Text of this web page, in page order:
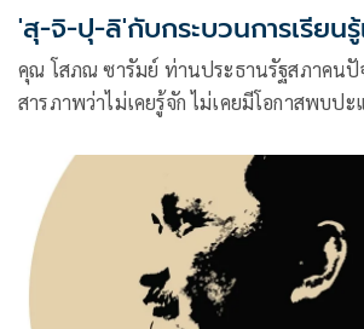
'สุ-จิ-ปุ-ลิ'กับกระบวนการเรียน
คุณ โสภณ ซารัมย์ ท่านประธานรัฐสภาคนปั
สารภาพว่าไม่เคยรู้จัก ไม่เคยมีโอกาสพบป
พอที่จะดำรงตำแหน่ง